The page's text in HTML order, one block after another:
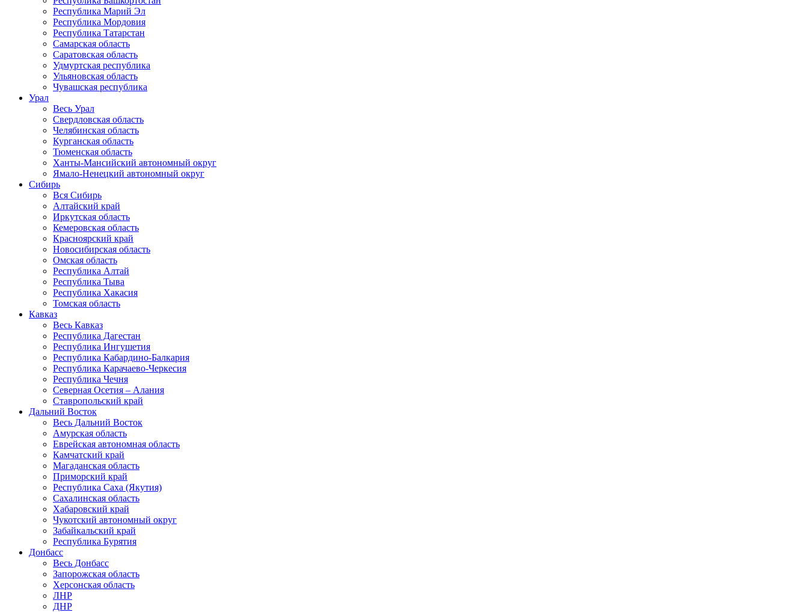
Республика Марий Эл
Республика Мордовия
Республика Татарстан
Самарская область
Саратовская область
Удмуртская республика
Ульяновская область
Чувашская республика
Урал
Весь Урал
Свердловская область
Челябинская область
Курганская область
Тюменская область
Ханты-Мансийский автономный округ
Ямало-Ненецкий автономный округ
Сибирь
Вся Сибирь
Алтайский край
Иркутская область
Кемеровская область
Красноярский край
Новосибирская область
Омская область
Республика Алтай
Республика Тыва
Республика Хакасия
Томская область
Кавказ
Весь Кавказ
Республика Дагестан
Республика Ингушетия
Республика Кабардино-Балкария
Республика Карачаево-Черкесия
Республика Чечня
Северная Осетия – Алания
Ставропольский край
Дальний Восток
Весь Дальний Восток
Амурская область
Еврейская автономная область
Камчатский край
Магаданская область
Приморский край
Республика Саха (Якутия)
Сахалинская область
Хабаровский край
Чукотский автономный округ
Забайкальский край
Республика Бурятия
Донбасс
Весь Донбасс
Запорожская область
Херсонская область
ЛНР
ДНР